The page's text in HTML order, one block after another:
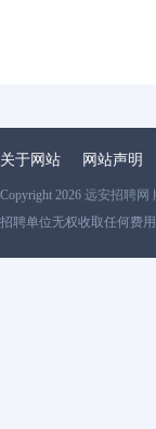
关于网站 网站声明
Copyright 2026 远安招聘网
招聘单位无权收取任何费